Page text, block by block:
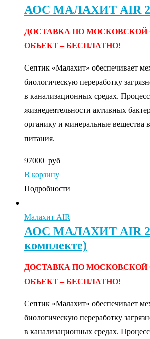
АОС МАЛАХИТ AIR 2
ДОСТАВКА ПО МОСКОВСКОЙ
ОБЪЕКТ – БЕСПЛАТНО!
Септик «Малахит» обеспечивает
биологическую переработку
в канализационных средах.
жизнедеятельности активных
органику и минеральные вещества
питания.
97000 руб
В корзину
Подробности
Малахит AIR
АОС МАЛАХИТ AIR 2
комплекте)
ДОСТАВКА ПО МОСКОВСКОЙ
ОБЪЕКТ – БЕСПЛАТНО!
Септик «Малахит» обеспечивает
биологическую переработку
в канализационных средах.